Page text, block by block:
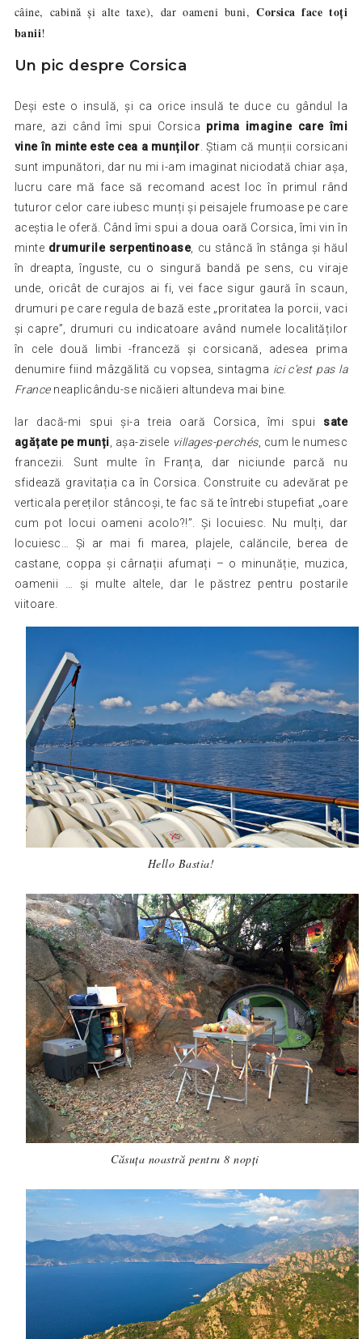
câine, cabină și alte taxe), dar oameni buni,Corsica face toți
banii!
Un pic despre Corsica
Deși este o insulă, și ca orice insulă te duce cu gândul la
mare, azi când îmi spui Corsica prima imagine care îmi
vine în minte este cea a munților. Știam că munții corsicani
sunt impunători, dar nu mi i-am imaginat niciodată chiar așa,
lucru care mă face să recomand acest loc în primul rând
tuturor celor care iubesc munți și peisajele frumoase pe care
aceștia le oferă. Când îmi spui a doua oară Corsica, îmi vin în
minte drumurile serpentinoase, cu stâncă în stânga și hăul
în dreapta, înguste, cu o singură bandă pe sens, cu viraje
unde, oricât de curajos ai fi, vei face sigur gaură în scaun,
drumuri pe care regula de bază este „proritatea la porcii, vaci
și capre”, drumuri cu indicatoare având numele localităților
în cele două limbi -franceză și corsicană, adesea prima
denumire fiind mâzgălită cu vopsea, sintagma ici c’est pas la
Franceneaplicându-se nicăieri altundeva mai bine.
Iar dacă-mi spui și-a treia oară Corsica, îmi spui sate
agățate pe munți, așa-zisele villages-perchés, cum le numesc
francezii. Sunt multe în Franța, dar niciunde parcă nu
sfidează gravitația ca în Corsica. Construite cu adevărat pe
verticala pereților stâncoși, te fac să te întrebi stupefiat „oare
cum pot locui oameni acolo?!”. Și locuiesc. Nu mulți, dar
locuiesc… Și ar mai fi marea, plajele, calăncile, berea de
castane, coppa și cârnații afumați – o minunăție, muzica,
oamenii … și multe altele, dar le păstrez pentru postarile
viitoare.
Hello Bastia!
Căsuța noastră pentru 8 nopți